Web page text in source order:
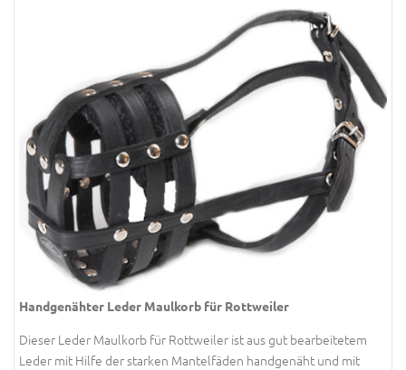
Handgenähter Leder Maulkorb für Rottweiler
Dieser Leder Maulkorb für Rottweiler ist aus gut bearbeitetem
Leder mit Hilfe der starken Mantelfäden handgenäht und mit